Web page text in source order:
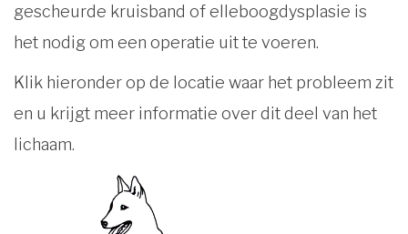
gescheurde kruisband of elleboogdysplasie is
het nodig om een operatie uit te voeren.
Klik hieronder op de locatie waar het probleem zit
en u krijgt meer informatie over dit deel van het
lichaam.